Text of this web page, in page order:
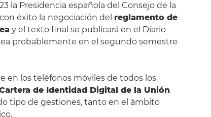
la Presidencia española del Consejo de la
éxito la negociación del reglamento de
y el texto final se publicará en el Diario
probablemente en el segundo semestre
en los teléfonos móviles de todos los
de Identidad Digital de la Unión
tipo de gestiones, tanto en el ámbito